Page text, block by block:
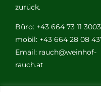
zurück.
Büro: +43 664 73 11 3003
mobil: +43 664 28 08
Email: rauch@weinhof-
rauch.at